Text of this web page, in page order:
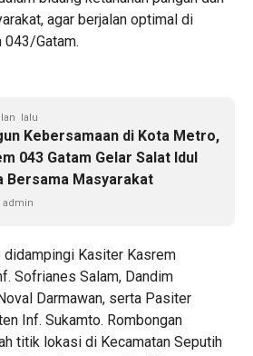
agar berjalan optimal di
043/Gatam.
lalu
Kebersamaan di Kota Metro,
043 Gatam Gelar Salat Idul
Bersama Masyarakat
admin
Kasiter Kasrem
Sofrianes Salam, Dandim
Darmawan, serta Pasiter
Inf. Sukamto. Rombongan
titik lokasi di Kecamatan Seputih